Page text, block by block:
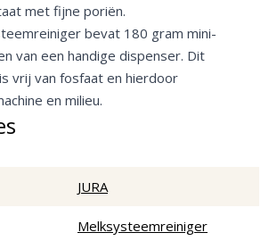
met fijne poriën.
bevat 180 gram mini-
van een handige dispenser. Dit
vrij van fosfaat en hierdoor
en milieu.
JURA
Melksysteemreiniger